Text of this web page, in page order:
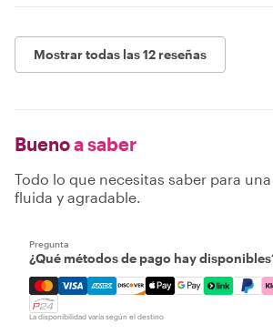
Mostrar todas las 12 reseñas
Buenoa saber
Todo lo que necesitas saber para
fluida y agradable.
Pregunta
¿Qué métodos de pago hay
Mastercard, Visa, Amex, Discover,
La disponibilidad varía según el destino